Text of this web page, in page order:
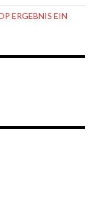
ERGEBNIS EIN